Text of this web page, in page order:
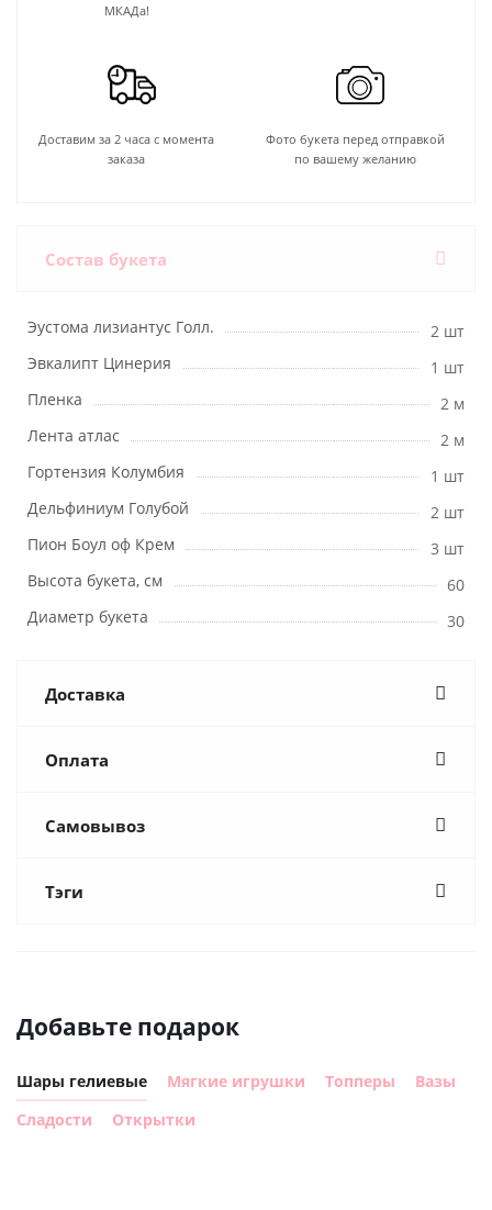
МКАДа!
Доставим за 2 часа с момента
заказа
Фото букета перед отправкой
по вашему желанию
Состав букета
Эустома лизиантус Голл.
2 шт
Эвкалипт Цинерия
1 шт
Пленка
2 м
Лента атлас
2 м
Гортензия Колумбия
1 шт
Дельфиниум Голубой
2 шт
Пион Боул оф Крем
3 шт
Высота букета, см
60
Диаметр букета
30
Доставка
Оплата
Самовывоз
Тэги
Добавьте подарок
Шары гелиевые Мягкие игрушки Топперы
Вазы
Сладости
Открытки